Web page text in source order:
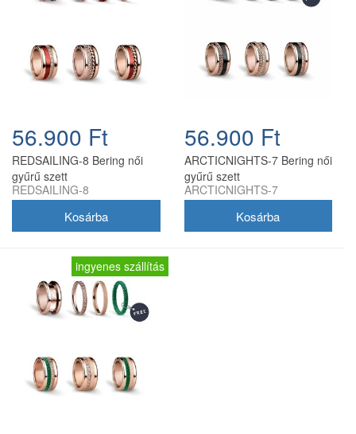
56.900 Ft
REDSAILING-8 Bering női
gyűrű szett
REDSAILING-8
56.900 Ft
ARCTICNIGHTS-7 Bering női
gyűrű szett
ARCTICNIGHTS-7
ingyenes szállítás